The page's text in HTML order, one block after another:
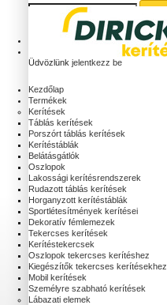
(üres)
Üdvözlünk jelentkezz be
Kezdőlap
Termékek
Kerítések
Táblás kerítések
Porszórt táblás kerítések
Kerítéstáblák
Belátásgátlók
Oszlopok
Lakossági kerítésrendszerek
Rudazott táblás kerítések
Horganyzott kerítéstáblák
Sportlétesítmények kerítései
Dekoratív fémlemezek
Tekercses kerítések
Kerítéstekercsek
Oszlopok tekercses kerítéshez
Kiegészítők tekercses kerítésekhez
Mobil kerítések
Személyre szabható kerítések
Lábazati elemek